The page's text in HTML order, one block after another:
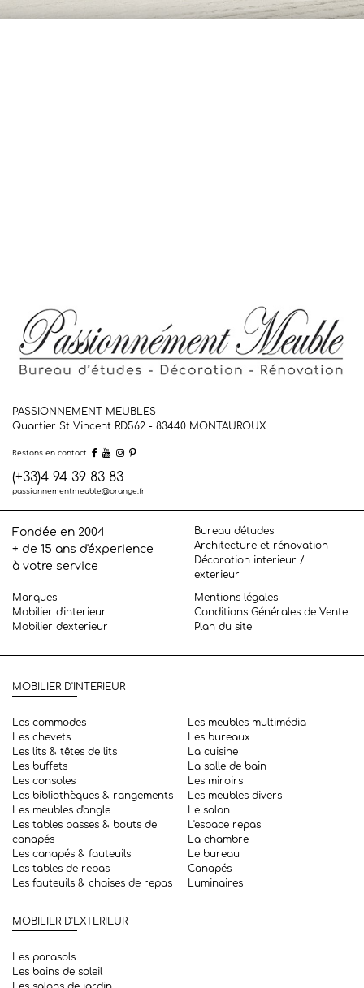
PASSIONNEMENT MEUBLES
Quartier St Vincent RD562 - 83440 MONTAUROUX
Restons en contact
(+33)4 94 39 83 83
passionnementmeuble@orange.fr
Fondée en 2004
+ de 15 ans d'éxperience
à votre service
Bureau d'études
Architecture et rénovation
Décoration interieur /
exterieur
Marques
Mobilier d'interieur
Mobilier d'exterieur
Mentions légales
Conditions Générales de Vente
Plan du site
MOBILIER D'INTERIEUR
Les commodes
Les chevets
Les lits & têtes de lits
Les buffets
Les consoles
Les bibliothèques & rangements
Les meubles d'angle
Les tables basses & bouts de
canapés
Les canapés & fauteuils
Les tables de repas
Les fauteuils & chaises de repas
Les meubles multimédia
Les bureaux
La cuisine
La salle de bain
Les miroirs
Les meubles divers
Le salon
L'espace repas
La chambre
Le bureau
Canapés
Luminaires
MOBILIER D'EXTERIEUR
Les parasols
Les bains de soleil